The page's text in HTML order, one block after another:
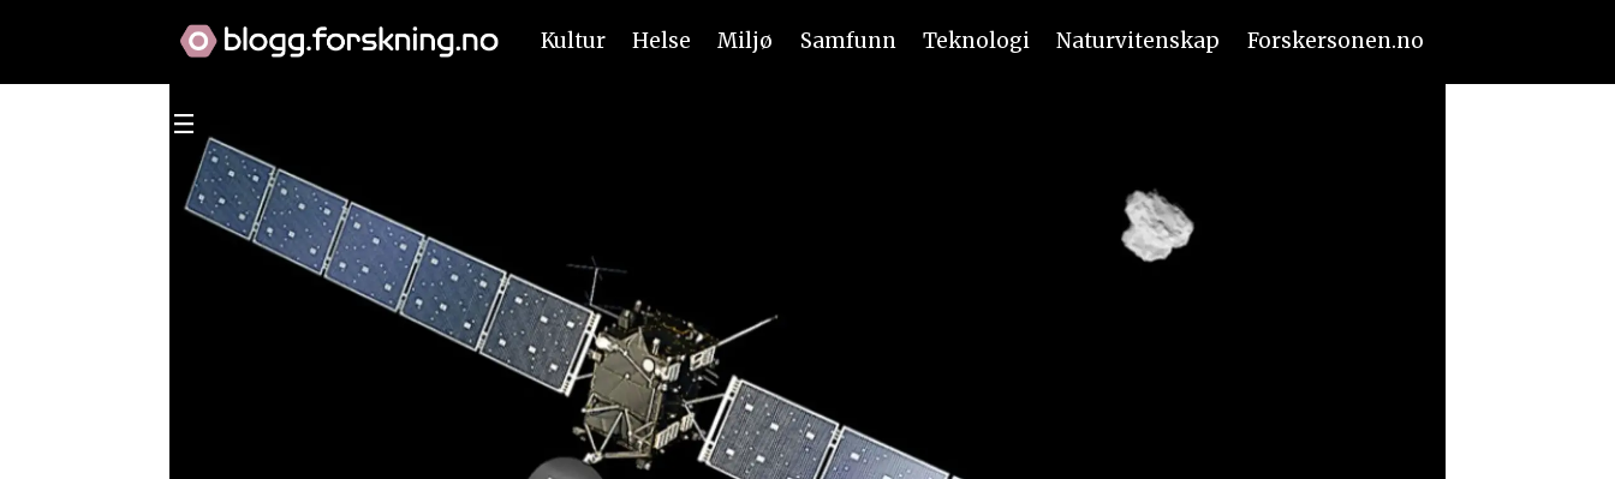
Kultur Helse Miljø Samfunn Teknologi Naturvitenskap Forskersonen.no